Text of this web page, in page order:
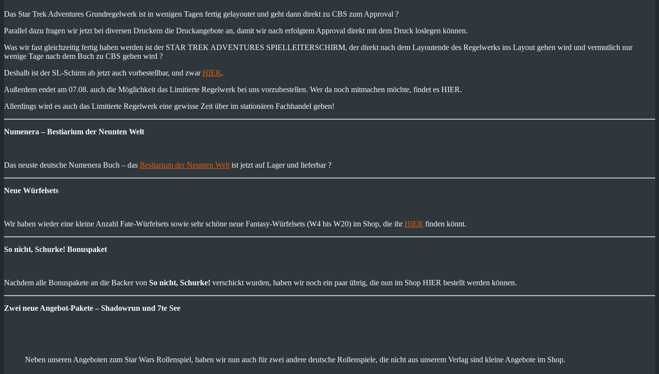
Das Star Trek Adventures Grundregelwerk ist in wenigen Tagen fertig gelayoutet und geht dann direkt zu CBS zum Approval ?
Parallel dazu fragen wir jetzt bei diversen Druckern die Druckangebote an, damit wir nach erfolgtem Approval direkt mit dem Druck loslegen können.
Was wir fast gleichzeitig fertig haben werden ist der STAR TREK ADVENTURES SPIELLEITERSCHIRM, der direkt nach dem Layoutende des Regelwerks ins Layout gehen wird und vermutlich nur
wenige Tage nach dem Buch zu CBS gehen wird ?
Deshalb ist der SL-Schirm ab jetzt auch vorbestellbar, und zwarHIER.
Außerdem endet am 07.08. auch die Möglichkeit das Limitierte Regelwerk bei uns vorzubestellen. Wer da noch mitmachen möchte, findet es HIER.
Allerdings wird es auch das Limitierte Regelwerk eine gewisse Zeit über im stationären Fachhandel geben!
Numenera – Bestiarium der Neunten Welt
Das neuste deutsche Numenera Buch – das Bestiarium der Neunten Welt ist jetzt auf Lager und lieferbar ?
Neue Würfelsets
Wir haben wieder eine kleine Anzahl Fate-Würfelsets sowie sehr schöne neue Fantasy-Würfelsets (W4 bis W20) im Shop, die ihrHIER finden könnt.
So nicht, Schurke! Bonuspaket
Nachdem alle Bonuspakete an die Backer von So nicht, Schurke! verschickt wurden, haben wir noch ein paar übrig, die nun im Shop HIER bestellt werden können.
Zwei neue Angebot-Pakete – Shadowrun und 7te See
Neben unseren Angeboten zum Star Wars Rollenspiel, haben wir nun auch für zwei andere deutsche Rollenspiele, die nicht aus unserem Verlag sind kleine Angebote im Shop.